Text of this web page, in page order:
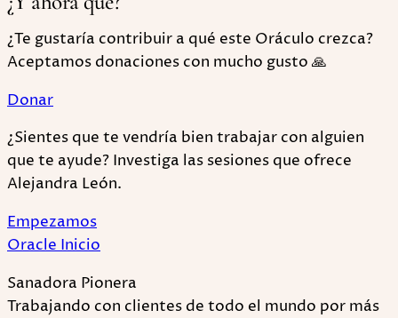
¿Te gustaría contribuir a qué este Oráculo crezca?
Aceptamos donaciones con mucho gusto 🙏
Donar
¿Sientes que te vendría bien trabajar con alguien
que te ayude? Investiga las sesiones que ofrece
Alejandra León.
Empezamos
Oracle Inicio
Sanadora Pionera
Trabajando con clientes de todo el mundo por más